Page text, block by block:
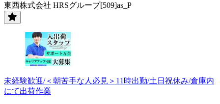
東西株式会社 HRSグループ[509]as_P
未経験歓迎/＜朝苦手な人必見＞11時出勤/土日祝休み/倉庫内
にて出荷作業